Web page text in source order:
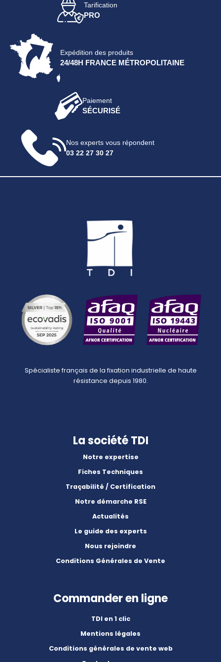
Tarification
PRO
Expédition des produits
24/48H FRANCE MÉTROPOLITAINE
Paiement
SÉCURISÉ
Nos experts vous répondent
03 22 27 30 27
Spécialiste français de la fixation industrielle de haute
résistance depuis 1980.
La société TDI
Notre expertise
Fiches Techniques
Traçabilité / Certification
Notre démarche RSE
Actualités
Le guide des experts
Nous rejoindre
Conditions Générales de Vente
Commander en ligne
TDI en 1 clic
Mentions légales
Conditions générales de vente web